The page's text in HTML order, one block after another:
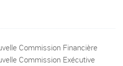
Commission Financière
Commission Exécutive